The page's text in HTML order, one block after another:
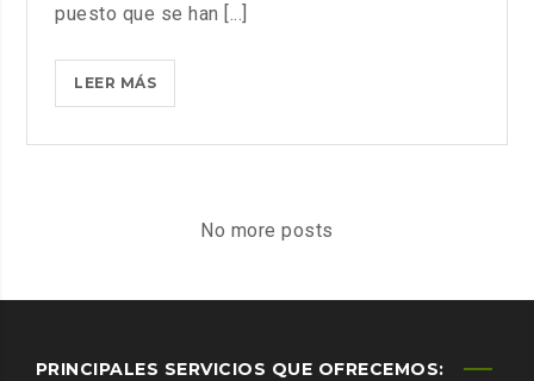
puesto que se han [...]
LEER MÁSLOS
AUTOCARES
MUNDONo more posts
PRINCIPALES SERVICIOS QUE OFRECEMOS: